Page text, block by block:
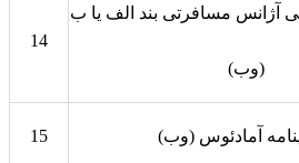
14
آژانس مسافرتی بند الف یا ب
(وب)
15 آمادئوس (وب)